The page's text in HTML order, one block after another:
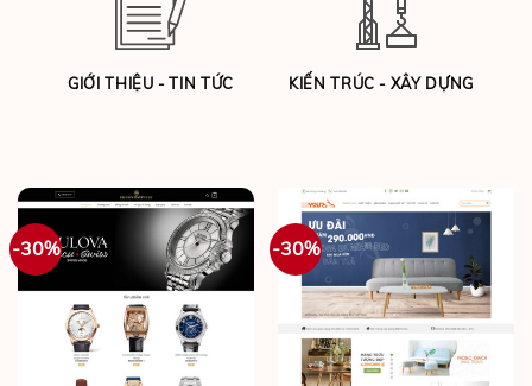
GIỚI THIỆU - TIN TỨC KIẾN TRÚC - XÂY DỰNG
-30% -30%